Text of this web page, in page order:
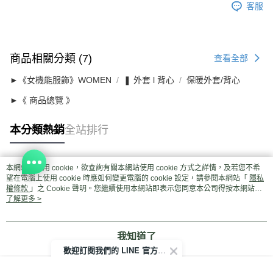
客服
商品相關分類 (7) 查看全部
►《女機能服飾》WOMEN ❚ 外套 l 背心 保暖外套/背心
►《 商品總覽 》
本分類熱銷全站排行
熱門標籤
本網站中使用 cookie，欲查詢有關本網站使用 cookie 方式之詳情，及若您不希
望在電腦上使用 cookie 時應如何變更電腦的 cookie 設定，請參閱本網站「 隱私
權條款 」之 Cookie 聲明。您繼續使用本網站即表示您同意本公司得按本網站使
用條款之 Cookie 聲明使用 cookie。
了解更多 >
我知道了
歡迎訂閱我們的 LINE 官方帳號